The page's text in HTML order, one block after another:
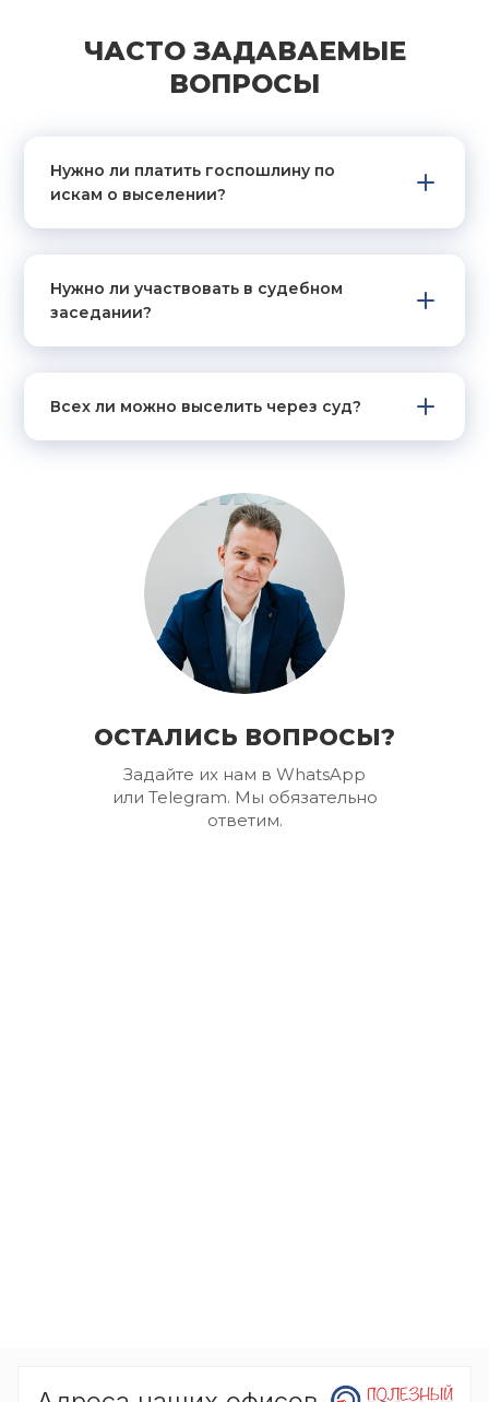
ЧАСТО ЗАДАВАЕМЫЕ
ВОПРОСЫ
Нужно ли платить госпошлину по
искам о выселении?
Нужно ли участвовать в судебном
заседании?
Всех ли можно выселить через суд?
ОСТАЛИСЬ ВОПРОСЫ?
Задайте их нам в WhatsApp
или Telegram. Мы обязательно
ответим.